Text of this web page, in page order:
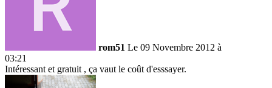
rom51 Le 09 Novembre 2012 à
03:21
Intéressant et gratuit , ça vaut le coût d'esssayer.